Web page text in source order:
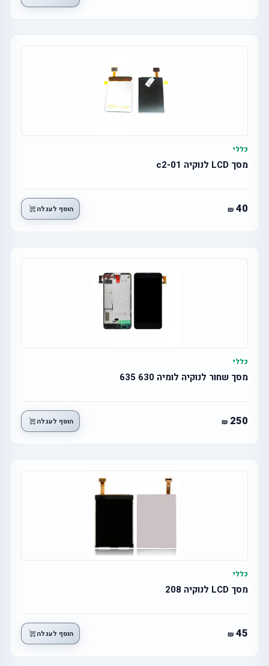
כללי
מסך LCD לנוקיה c2-01
40 הוסף לעגלה
כללי
מסך שחור לנוקיה לומיה 630 635
250 הוסף לעגלה
כללי
מסך LCD לנוקיה 208
45 הוסף לעגלה